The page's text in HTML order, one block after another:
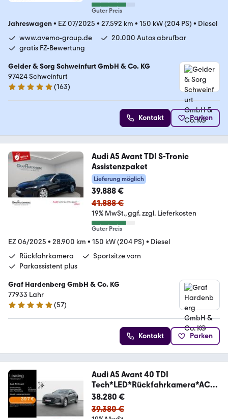
Guter Preis
Jahreswagen• EZ 07/2025 • 27.592 km • 150 kW (204 PS) • Diesel
www.avemo-group.de
20.000 Autos abrufbar
gratis FZ-Bewertung
Gelder & Sorg Schweinfurt GmbH & Co. KG
97424 Schweinfurt
4.8 Sterne
(163)
Kontakt Parken
Audi A5 Avant TDI S-Tronic
Assistenzpaket
Lieferung möglich
39.888 €
41.888 €
19% MwSt. ggf. zzgl. Lieferkosten
Guter Preis
EZ 06/2025 • 28.900 km • 150 kW (204 PS) • Diesel
Rückfahrkamera
Sportsitze vorn
Parkassistent plus
Graf Hardenberg GmbH & Co. KG
77933 Lahr
5 Sterne
(57)
Kontakt Parken
Audi A5 Avant 40 TDI
Tech*LED*Rückfahrkamera*ACC
*
38.280 €
39.380 €